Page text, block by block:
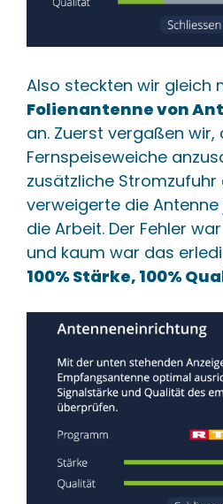
Also steckten wir gleich
Folienantenne von
an. Zuerst vergaßen
Fernspeiseweiche
zusätzliche Stromzufuhr
verweigerte die
die Arbeit. Der Fehler
und kaum war das
100% Stärke, 100%